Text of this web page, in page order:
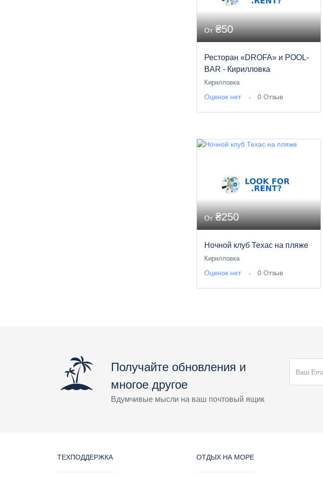
От₴50
Ресторан «DROFA» и POOL-
BAR - Кирилловка
Кирилловка
Оценок нет 0 Отзыв
От₴250
Ночной клуб Техас на пляже
Кирилловка
Оценок нет 0 Отзыв
Получайте обновления и
многое другое
Вдумчивые мысли на ваш почтовый ящик
ТЕХПОДДЕРЖКА ОТДЫХ НА МОРЕ